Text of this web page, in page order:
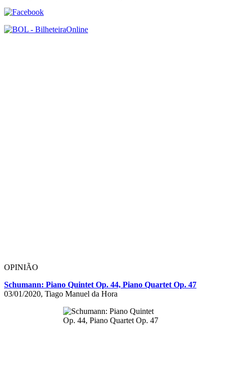
OPINIÃO
Schumann: Piano Quintet Op. 44, Piano Quartet Op. 47
03/01/2020, Tiago Manuel da Hora